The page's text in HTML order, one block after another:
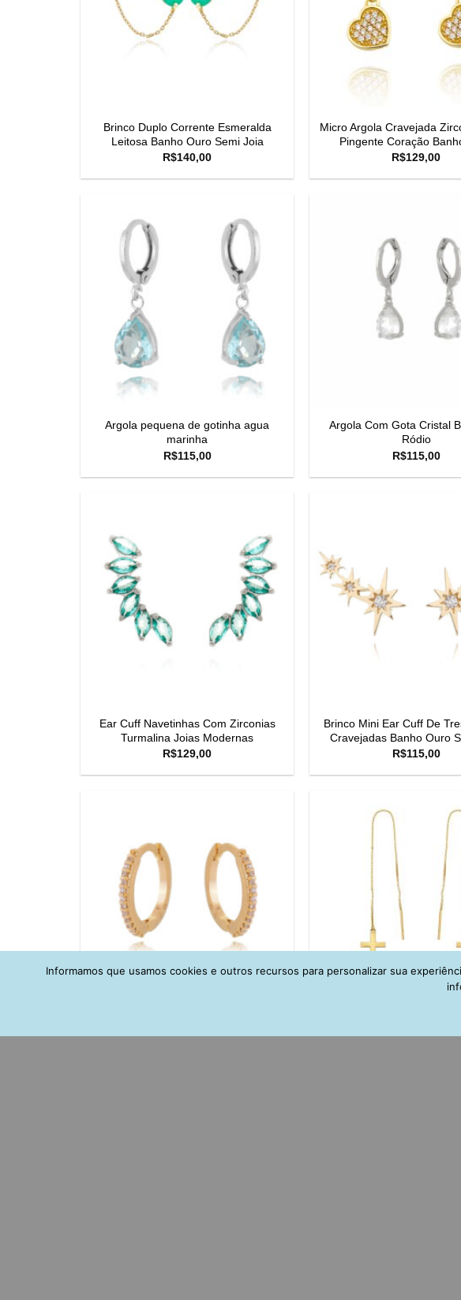
Brinco Duplo Corrente Esmeralda
Leitosa Banho Ouro Semi Joia
R$140,00
Micro Argola Cravejada
Pingente Coração
R$129,00
Argola pequena de gotinha agua
marinha
R$115,00
Argola Com Gota Cristal
Ródio
R$115,00
Ear Cuff Navetinhas Com Zirconias
Turmalina Joias Modernas
R$129,00
Brinco Mini Ear Cuff De
Cravejadas Banho Ouro
R$115,00
Semi Joia
Brinco De Corrente Com
Cruz Banho Ouro
Informamos que usamos cookies e outros recursos para personalizar sua